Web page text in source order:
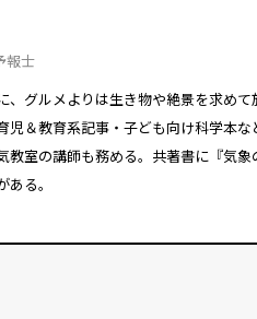
報士
、グルメよりは生き物や絶景を求め
児＆教育系記事・子ども向け科学本
教室の講師も務める。共著書に『気象
る。